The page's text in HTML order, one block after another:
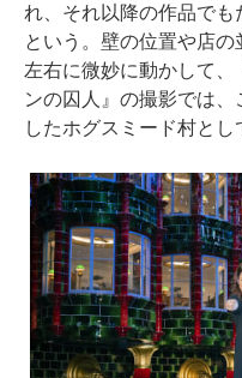
れ、それ以降の作品で
という。壁の位置や店
左右に微妙に動かして
ンの囚人』の撮影では
したホグスミード村とし